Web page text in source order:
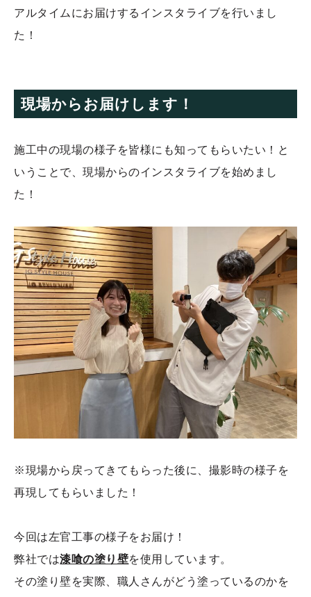
アルタイムにお届けするインスタライブを行いまし
た！
現場からお届けします！
施工中の現場の様子を皆様にも知ってもらいたい！と
いうことで、現場からのインスタライブを始めまし
た！
※現場から戻ってきてもらった後に、撮影時の様子を
再現してもらいました！
今回は左官工事の様子をお届け！
弊社では漆喰の塗り壁を使用しています。
その塗り壁を実際、職人さんがどう塗っているのかを